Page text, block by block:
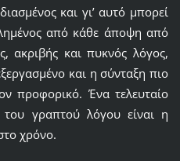
και γι’ αυτό μπορεί
από κάθε άποψη από
ακριβής και πυκνός λόγος,
και η σύνταξη πιο
προφορικό. Ένα τελευταίο
του γραπτού λόγου είναι η
χρόνο.